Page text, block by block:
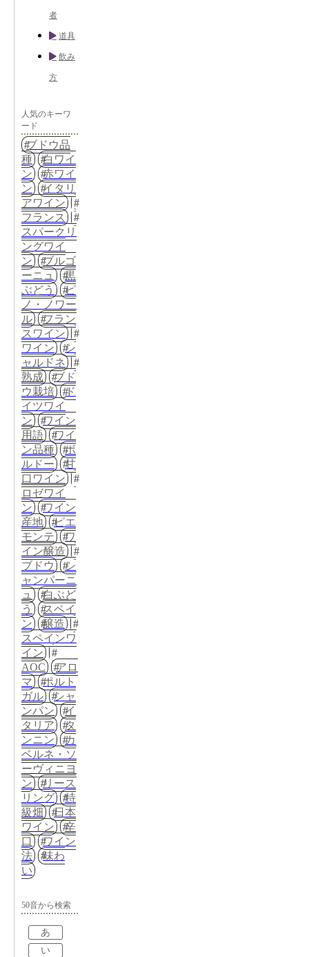
者
道具
飲み
方
人気のキーワ
ード
ブドウ品
種
白ワイ
ン
赤ワイ
ン
イタリ
アワイン
フランス
スパークリ
ングワイ
ン
ブルゴ
ーニュ
黒
ぶどう
ピ
ノ・ノワー
ル
フラン
スワイン
ワイン
シ
ャルドネ
熟成
ブド
ウ栽培
ド
イツワイ
ン
ワイン
用語
ワイ
ン品種
ボ
ルドー
甘
口ワイン
ロゼワイ
ン
ワイン
産地
ピエ
モンテ
ワ
イン醸造
ブドウ
シ
ャンパーニ
ュ
白ぶど
う
スペイ
ン
醸造
スペインワ
イン
AOC
アロ
マ
ポルト
ガル
シャ
ンパン
イ
タリア
タ
ンニン
カ
ベルネ・ソ
ーヴィニヨ
ン
リース
リング
特
級畑
日本
ワイン
辛
口
ワイン
法
味わ
い
50音から検索
あ
い